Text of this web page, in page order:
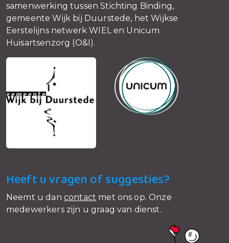
samenwerking tussen Stichting Binding,
gemeente Wijk bij Duurstede, het Wijkse
Eerstelijns netwerk WIEL en Unicum
Huisartsenzorg (O&I).
Heeft u vragen of suggesties?
Neemt u dan contact met ons op. Onze
medewerkers zijn u graag van dienst.